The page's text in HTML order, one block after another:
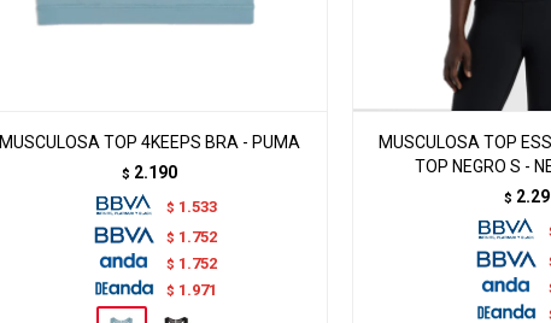
MUSCULOSA TOP 4KEEPS BRA - PUMA
$ 2.190
$ 1.533
$ 1.752
$ 1.752
$ 1.971
MUSCULOSA TOP
TOP NEGRO S -
$